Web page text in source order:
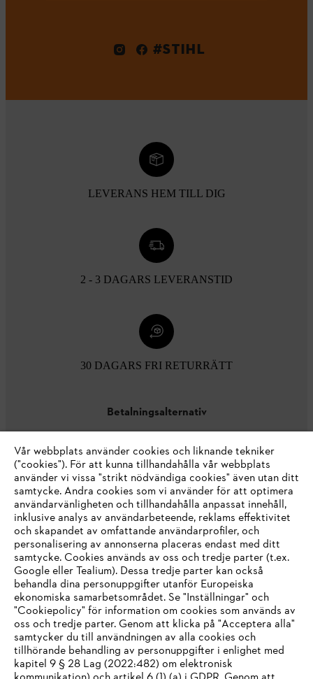
#STIHL
LEVERANS HEM TILL DIG
2 - 3 DAGARS LEVERANSTID
30 DAGARS FRI RETURRÄTT
Betalningsalternativ
Företaget
STIHL FAQ
Service
IHR BROWSER WIRD NICHT
Vår webbplats använder cookies och liknande tekniker
("cookies"). För att kunna tillhandahålla vår webbplats
använder vi vissa "strikt nödvändiga cookies" även utan ditt
samtycke. Andra cookies som vi använder för att optimera
användarvänligheten och tillhandahålla anpassat innehåll,
inklusive analys av användarbeteende, reklams effektivitet
och skapandet av omfattande användarprofiler, och
personalisering av annonserna placeras endast med ditt
samtycke. Cookies används av oss och tredje parter (t.ex.
Google eller Tealium). Dessa tredje parter kan också
behandla dina personuppgifter utanför Europeiska
ekonomiska samarbetsområdet. Se "Inställningar" och
"Cookiepolicy" för information om cookies som används av
oss och tredje parter. Genom att klicka på "Acceptera alla"
samtycker du till användningen av alla cookies och
tillhörande behandling av personuppgifter i enlighet med
kapitel 9 § 28 Lag (2022:482) om elektronisk